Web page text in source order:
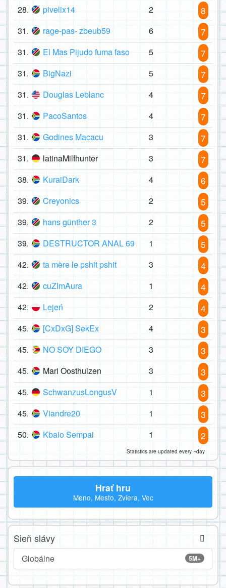
28. pivelix14 2 8
31. rage-pas- zbeub59 6 7
31. El Mas Pijudo fuma faso 5 7
31. BigNazi 5 7
31. Douglas Leblanc 4 7
31. PacoSantos 4 7
31. Godines Macacu 3 7
31. latinaMilfhunter 3 7
38. KuraiDark 4 6
39. Creyonics 2 5
39. hans günther 3 2 5
39. DESTRUCTOR ANAL 69 1 5
42. ta mère le pshit pshit 3 4
42. cuZImAura 1 4
42. Lejeń 2 4
45. [CxDxG] SekEx 4 3
45. NO SOY DIEGO 3 3
45. Mari Oosthuizen 3 3
45. SchwanzusLongusV 1 3
45. Viandre20 1 3
50. Kbaio Sempai 1 2
Statistics are updated every ~day
Hrať hru
Meno, Mesto, Zviera, Vec
Sieň slávy
5M+
Globálne